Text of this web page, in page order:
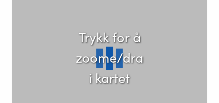
Trykk for å
zoome/dra
i kartet